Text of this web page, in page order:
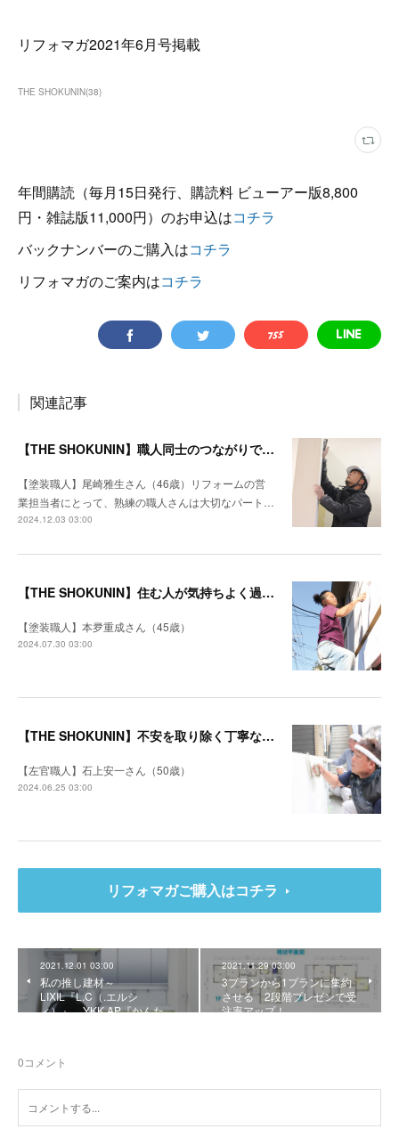
リフォマガ2021年6月号掲載
THE SHOKUNIN(38)
年間購読（毎月15日発行、購読料 ビューアー版8,800
円・雑誌版11,000円）のお申込はコチラ
バックナンバーのご購入はコチラ
リフォマガのご案内はコチラ
関連記事
【THE SHOKUNIN】職人同士のつながりでどんな仕事も工期を守る
【塗装職人】尾崎雅生さん（46歳）リフォームの営
業担当者にとって、熟練の職人さんは大切なパート…
2024.12.03 03:00
【THE SHOKUNIN】住む人が気持ちよく過ごせる空間になるように
【塗装職人】本夛重成さん（45歳）
2024.07.30 03:00
【THE SHOKUNIN】不安を取り除く丁寧な打ち合わせ 施主を笑顔にするリフォームを目指す
【左官職人】石上安一さん（50歳）
2024.06.25 03:00
リフォマガご購入はコチラ
2021.12.01 03:00
私の推し建材～
LIXIL『L.C（.エルシ
ィ）』、YKK AP『かんた…
2021.11.29 03:00
3プランから1プランに集約
させる 2段階プレゼンで受
注率アップ！
0コメント